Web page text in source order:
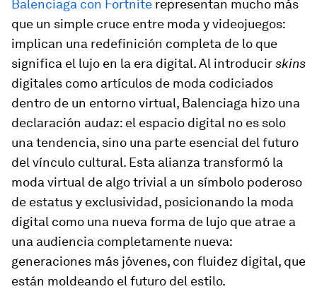
Balenciaga con Fortnite representan mucho más
que un simple cruce entre moda y videojuegos:
implican una redefinición completa de lo que
significa el lujo en la era digital. Al introducirskins
digitales como artículos de moda codiciados
dentro de un entorno virtual, Balenciaga hizo una
declaración audaz: el espacio digital no es solo
una tendencia, sino una parte esencial del futuro
del vínculo cultural. Esta alianza transformó la
moda virtual de algo trivial a un símbolo poderoso
de estatus y exclusividad, posicionando la moda
digital como una nueva forma de lujo que atrae a
una audiencia completamente nueva:
generaciones más jóvenes, con fluidez digital, que
están moldeando el futuro del estilo.